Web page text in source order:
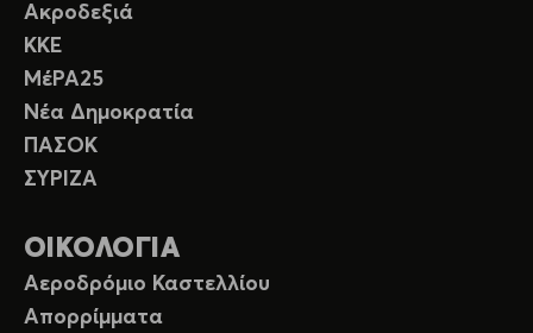
Ακροδεξιά
ΚΚΕ
ΜέΡΑ25
Νέα Δημοκρατία
ΠΑΣΟΚ
ΣΥΡΙΖΑ
ΟΙΚΟΛΟΓΙΑ
Αεροδρόμιο Καστελλίου
Απορρίμματα